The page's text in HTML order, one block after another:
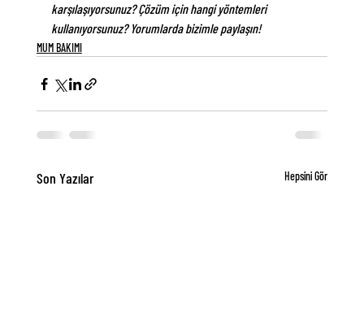
karşılaşıyorsunuz? Çözüm için hangi yöntemleri
kullanıyorsunuz? Yorumlarda bizimle paylaşın!
MUM BAKIMI
Son Yazılar Hepsini Gör